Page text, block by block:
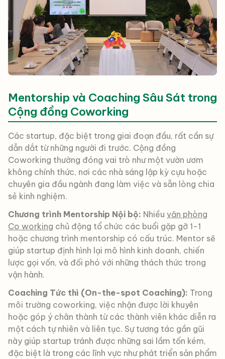
Mentorship và Coaching Sâu Sát trong
Cộng đồng Coworking
Các startup, đặc biệt trong giai đoạn đầu, rất cần sự
dẫn dắt từ những người đi trước. Cộng đồng
Coworking thường đóng vai trò như một vườn ươm
không chính thức, nơi các nhà sáng lập kỳ cựu hoặc
chuyên gia đầu ngành đang làm việc và sẵn lòng chia
sẻ kinh nghiệm.
Chương trình Mentorship Nội bộ: Nhiều văn phòng
Co working chủ động tổ chức các buổi gặp gỡ 1-1
hoặc chương trình mentorship có cấu trúc. Mentor sẽ
giúp startup định hình lại mô hình kinh doanh, chiến
lược gọi vốn, và đối phó với những thách thức trong
vận hành.
Coaching Tức thì (On-the-spot Coaching): Trong
môi trường coworking, việc nhận được lời khuyên
hoặc góp ý chân thành từ các thành viên khác diễn ra
một cách tự nhiên và liên tục. Sự tương tác gần gũi
này giúp startup tránh được những sai lầm tốn kém,
đặc biệt là trong các lĩnh vực như phát triển sản phẩm